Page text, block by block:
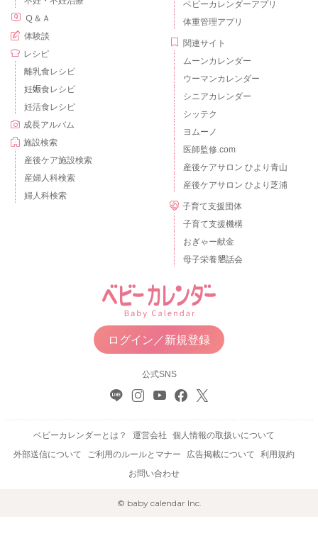
Ｑ＆Ａ
体験談
レシピ
離乳食レシピ
妊娠食レシピ
妊活食レシピ
成長アルバム
施設検索
産後ケア施設検索
産婦人科検索
婦人科検索
ベビーカレンダーアプリ
体重管理アプリ
関連サイト
ムーンカレンダー
ウーマンカレンダー
シニアカレンダー
シッテク
ヨムーノ
医師監修.com
産後ケアサロン ひより青山
産後ケアサロン ひより芝浦
子育て支援団体
子育て支援機構
おぎゃー献金
母子栄養懇話会
ログイン／新規登録
公式SNS
ベビーカレンダーとは？ 運営会社
個人情報の取扱いについて
外部送信について
ご利用のルールとマナー 広告掲載について
利用規約
お問い合わせ
© baby calendar Inc.